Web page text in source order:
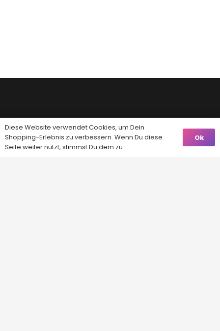
Diese Website verwendet Cookies, um Dein
Shopping-Erlebnis zu verbessern. Wenn Du diese
Seite weiter nutzt, stimmst Du dem zu.
Ok